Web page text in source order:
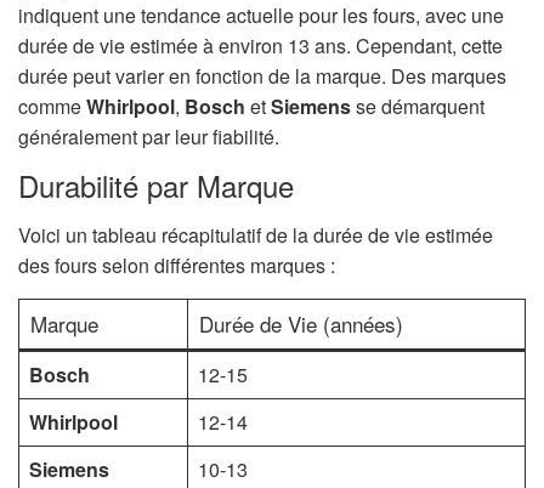
indiquent une tendance actuelle pour les fours, avec une
durée de vie estimée à environ 13 ans. Cependant, cette
durée peut varier en fonction de la marque. Des marques
commeWhirlpool, Bosch etSiemensse démarquent
généralement par leur fiabilité.
Durabilité par Marque
Voici un tableau récapitulatif de la durée de vie estimée
des fours selon différentes marques :
Marque Durée de Vie (années)
Bosch
12-15
Whirlpool
12-14
Siemens
10-13